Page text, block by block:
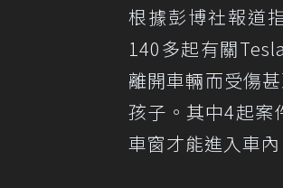
根據彭博社報道
140多起有關
離開車輛而受傷
孩子。其中4起案
車窗才能進入車內